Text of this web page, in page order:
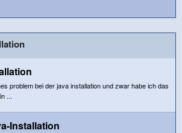
problem bei der java installation und zwar habe ich das
...
Installation